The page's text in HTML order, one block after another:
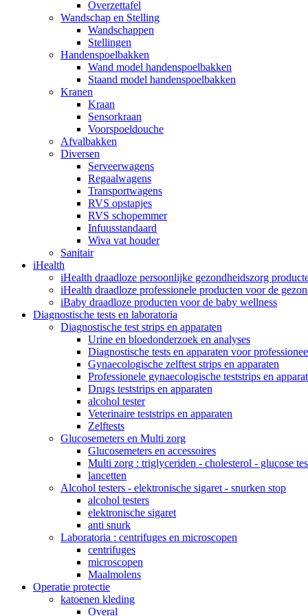
Overzettafel
Wandschap en Stelling
Wandschappen
Stellingen
Handenspoelbakken
Wand model handenspoelbakken
Staand model handenspoelbakken
Kranen
Kraan
Sensorkraan
Voorspoeldouche
Afvalbakken
Diversen
Serveerwagens
Regaalwagens
Transportwagens
RVS opstapjes
RVS schopemmer
Infuusstandaard
Wiva vat houder
Sanitair
iHealth
iHealth draadloze persoonlijke gezondheidszorg
iHealth draadloze professionele producten voor de
iBaby draadloze producten voor de baby wellness
Diagnostische tests en laboratoria
Diagnostische test strips en apparaten
Urine en bloedonderzoek en analyses
Diagnostische tests en apparaten voor
Gynaecologische zelftest strips en apparaten
Professionele gynaecologische teststrips en
Drugs teststrips en apparaten
alcohol tester
Veterinaire teststrips en apparaten
Zelftests
Glucosemeters en Multi zorg
Glucosemeters en accessoires
Multi zorg : triglyceriden - cholesterol - glucose
lancetten
Alcohol testers - elektronische sigaret - snurken stop
alcohol testers
elektronische sigaret
anti snurk
Laboratoria : centrifuges en microscopen
centrifuges
microscopen
Maalmolens
Operatie protectie
katoenen kleding
Overal